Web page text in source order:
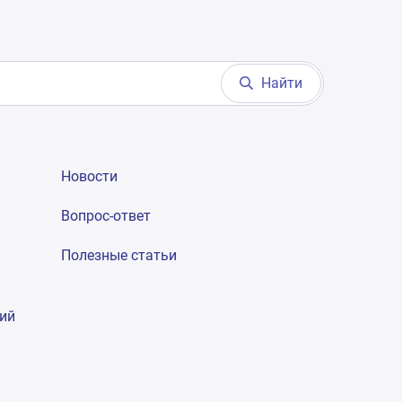
Найти
Новости
Вопрос-ответ
Полезные статьи